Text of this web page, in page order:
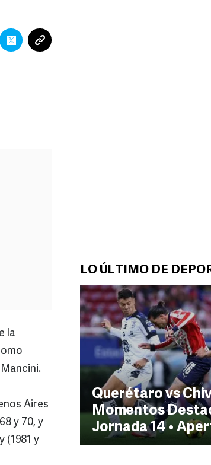
LO ÚLTIMO DE
Querétaro vs
Momentos
Jornada 14 •
la
Aires
y 70, y
(1981 y